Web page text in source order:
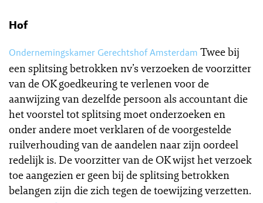
Hof
Ondernemingskamer Gerechtshof Amsterdam Twee bij
een splitsing betrokken nv’s verzoeken de voorzitter
van de OK goedkeuring te verlenen voor de
aanwijzing van dezelfde persoon als accountant die
het voorstel tot splitsing moet onderzoeken en
onder andere moet verklaren of de voorgestelde
ruilverhouding van de aandelen naar zijn oordeel
redelijk is. De voorzitter van de OK wijst het verzoek
toe aangezien er geen bij de splitsing betrokken
belangen zijn die zich tegen de toewijzing verzetten.